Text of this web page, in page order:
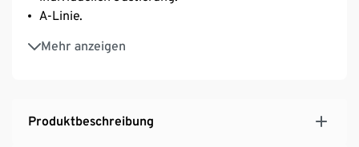
A-Linie.
Mehr anzeigen
Brustabnäher ab Gr. 44.
Produktbeschreibung